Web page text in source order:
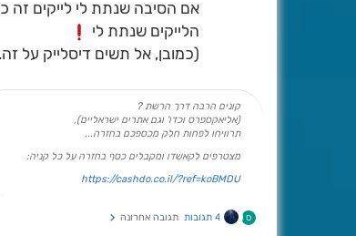
אם הסיבה שנתת לי לייקים
הלייקים שנתת לי
(כמובן, אל תשים דיסלייק על
קונים הרבה דרך הרשת ?
(אליאקספרס וכדו' וגם אתרים ישראליים),
תרוויחו לפחות חלק מכספכם בחזרה...
מצטרפים לקאשדו ומקבלים כסף בחזרה על כל קניה:
https://cashdo.co.il/?ref=koBMDU
ס 4 תגובות תגובה אחרונה